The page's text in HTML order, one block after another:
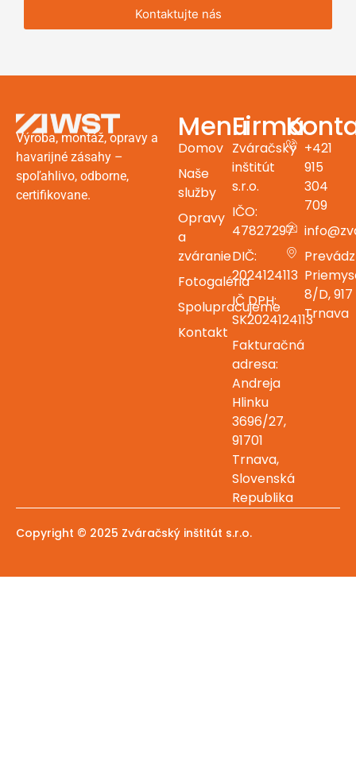
Kontaktujte nás
Výroba, montáž, opravy a
havarijné zásahy –
spoľahlivo, odborne,
certifikovane.
Menu
Domov
Naše
služby
Opravy
a
zváranie
Fotogaléria
Spolupracujeme
Kontakt
Firma
Zváračský
inštitút
s.r.o.
IČO:
47827297
DIČ:
2024124113
IČ DPH:
SK2024124113
Fakturačná
adresa:
Andreja
Hlinku
3696/27,
91701
Trnava,
Slovenská
Republika
+421
915
304
709
8/D, 917
Trnava
Copyright © 2025 Zváračský inštitút s.r.o.